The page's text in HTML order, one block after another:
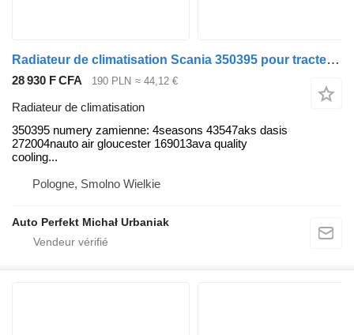
Radiateur de climatisation Scania 350395 pour tracteur routier Scania P,G,R,T
28 930 F CFA 190 PLN ≈ 44,12 €
Radiateur de climatisation
350395 numery zamienne: 4seasons 43547aks dasis
272004nauto air gloucester 169013ava quality
cooling...
Pologne, Smolno Wielkie
Auto Perfekt Michał Urbaniak